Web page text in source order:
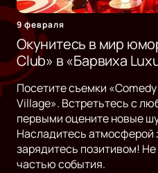
9 февраля
Окунитесь в мир
Club» в «Барвиха
Посетите съемки
Village». Встретьтесь с
первыми оцените новые
Насладитесь атмосферой
зарядитесь позитивом!
частью события.